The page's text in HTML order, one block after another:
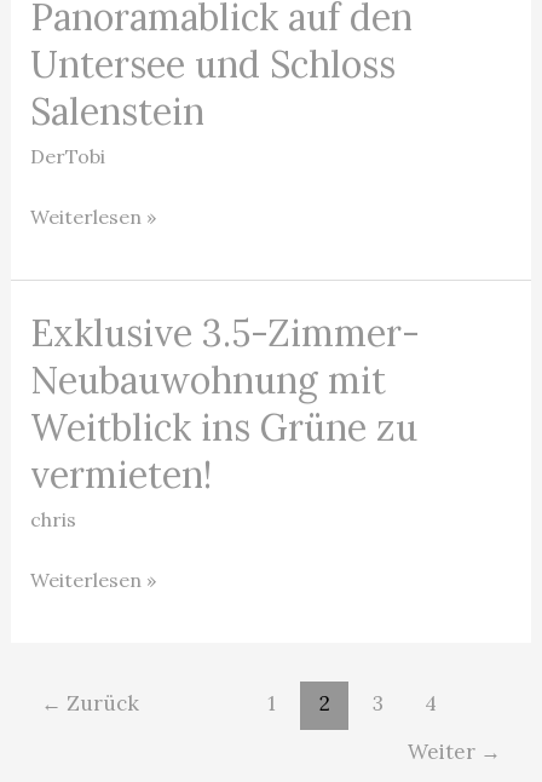
Panoramablick auf den
Untersee und Schloss
Salenstein
DerTobi
Sale:
Panoramablick
auf
den
Untersee
Weiterlesen »
Exklusive 3.5-Zimmer-
Neubauwohnung mit
Weitblick ins Grüne zu
vermieten!
chris
Exklusive
3.5-
Zimmer-
Neubauwohnung
mit
Grüne
Weiterlesen »
← Zurück 1 2 3
4
Weiter →